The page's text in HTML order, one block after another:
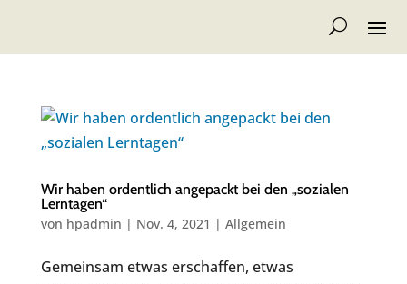
Wir haben ordentlich angepackt bei den „sozialen
Lerntagen“
von hpadmin | Nov. 4, 2021 | Allgemein
Gemeinsam etwas erschaffen, etwas